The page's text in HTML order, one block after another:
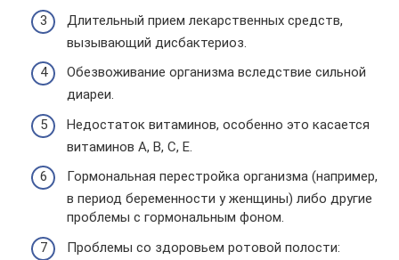
Длительный прием лекарственных средств,
вызывающий дисбактериоз.
Обезвоживание организма вследствие сильной
диареи.
Недостаток витаминов, особенно это касается
витаминов А, В, С, Е.
Гормональная перестройка организма (например,
в период беременности у женщины) либо другие
проблемы с гормональным фоном.
Проблемы со здоровьем ротовой полости: